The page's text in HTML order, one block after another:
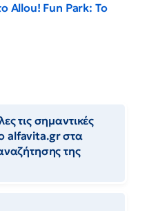
Allou! Fun Park: Το
τις σημαντικές
alfavita.gr στα
της